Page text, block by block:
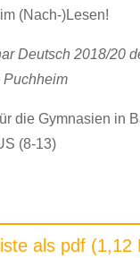
(Nach-)Lesen!
Deutsch 2018/20
Puchheim
die Gymnasien in
(8-13)
als pdf (1,12